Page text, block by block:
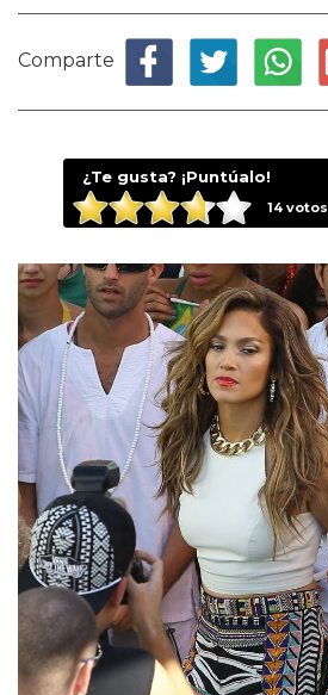
Comparte
¿Te gusta? ¡Puntúalo!
14votos